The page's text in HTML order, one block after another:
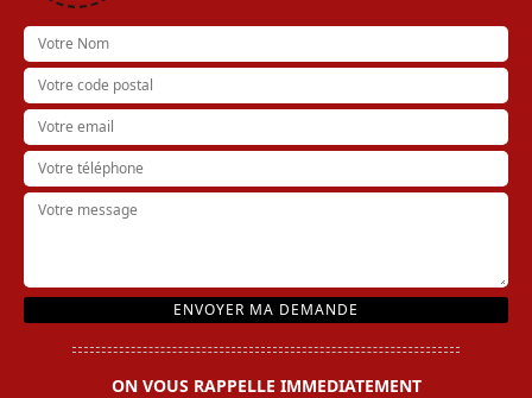
ON VOUS RAPPELLE IMMEDIATEMENT